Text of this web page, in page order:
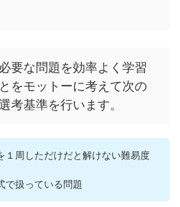
要な問題を効率よく学習
をモットーに考えて次の
考基準を行います。
周しただけだと解けない難易度
扱っている問題